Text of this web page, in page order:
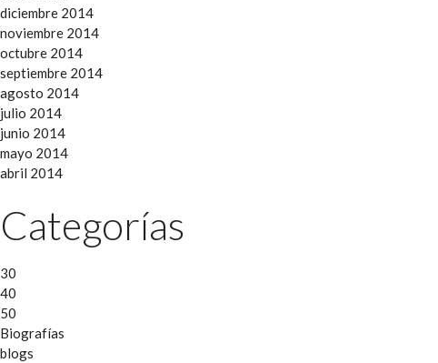
diciembre 2014
noviembre 2014
octubre 2014
septiembre 2014
agosto 2014
julio 2014
junio 2014
mayo 2014
abril 2014
Categorías
30
40
50
Biografías
blogs